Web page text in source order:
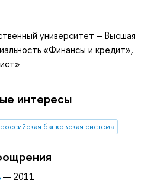
университет – Высшая
«Финансы и кредит»,
интересы
российская банковская система
— 2011